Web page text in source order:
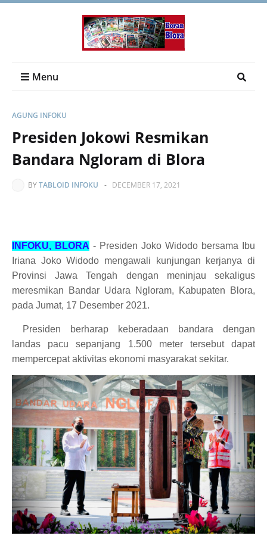
Menu
AGUNG INFOKU
Presiden Jokowi Resmikan
Bandara Ngloram di Blora
BYTABLOID INFOKU - DECEMBER 17, 2021
INFOKU, BLORA - Presiden Joko Widodo bersama Ibu
Iriana Joko Widodo mengawali kunjungan kerjanya di
Provinsi Jawa Tengah dengan meninjau sekaligus
meresmikan Bandar Udara Ngloram, Kabupaten Blora,
pada Jumat, 17 Desember 2021.
Presiden berharap keberadaan bandara dengan
landas pacu sepanjang 1.500 meter tersebut dapat
mempercepat aktivitas ekonomi masyarakat sekitar.